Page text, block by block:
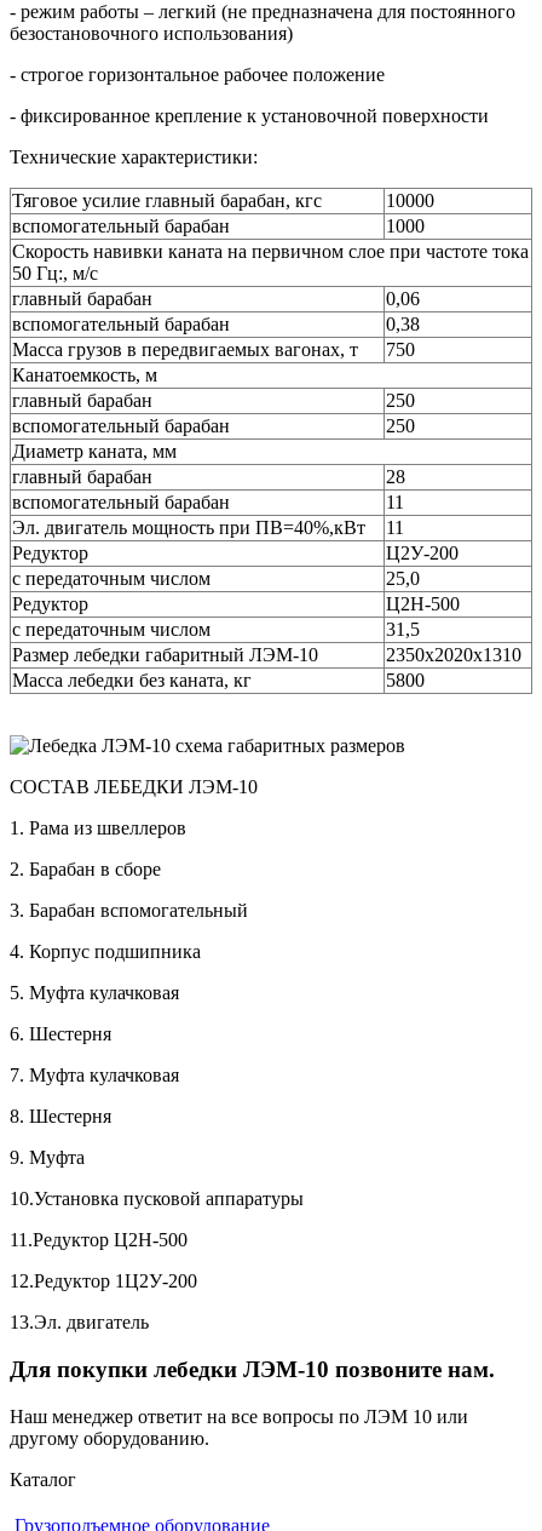
- режим работы – легкий (не предназначена для постоянного
безостановочного использования)
- строгое горизонтальное рабочее положение
- фиксированное крепление к установочной поверхности
Технические характеристики:
Тяговое усилие главный барабан, кгс
10000
вспомогательный барабан
1000
Скорость навивки каната на первичном слое при частоте тока
50 Гц:, м/с
главный барабан
0,06
вспомогательный барабан
0,38
Масса грузов в передвигаемых вагонах, т
750
Канатоемкость, м
главный барабан
250
вспомогательный барабан
250
Диаметр каната, мм
главный барабан
28
вспомогательный барабан
11
Эл. двигатель мощность при ПВ=40%,кВт
11
Редуктор
Ц2У-200
с передаточным числом
25,0
Редуктор
Ц2Н-500
с передаточным числом
31,5
Размер лебедки габаритный ЛЭМ-10
2350х2020х1310
Масса лебедки без каната, кг
5800
СОСТАВ ЛЕБЕДКИ ЛЭМ-10
1. Рама из швеллеров
2. Барабан в сборе
3. Барабан вспомогательный
4. Корпус подшипника
5. Муфта кулачковая
6. Шестерня
7. Муфта кулачковая
8. Шестерня
9. Муфта
10.Установка пусковой аппаратуры
11.Редуктор Ц2Н-500
12.Редуктор 1Ц2У-200
13.Эл. двигатель
Для покупки лебедки ЛЭМ-10 позвоните нам.
Наш менеджер ответит на все вопросы по ЛЭМ 10 или
другому оборудованию.
Каталог
Грузоподъемное оборудование